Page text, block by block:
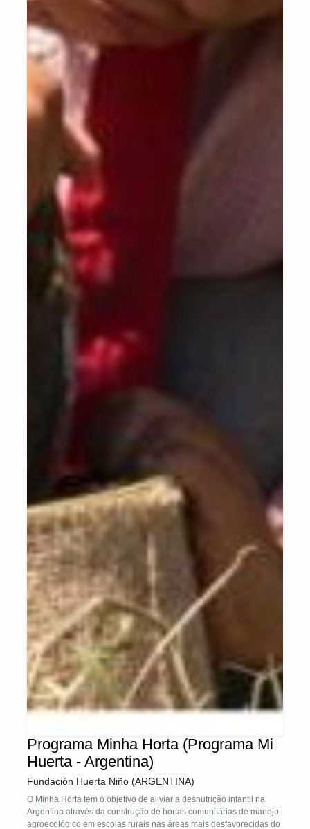
Programa Minha Horta (Programa Mi
Huerta - Argentina)
Fundación Huerta Niño (ARGENTINA)
O Minha Horta tem o objetivo de aliviar a desnutrição infantil na
Argentina através da construção de hortas comunitárias de manejo
agroecológico em escolas rurais nas áreas mais desfavorecidas do